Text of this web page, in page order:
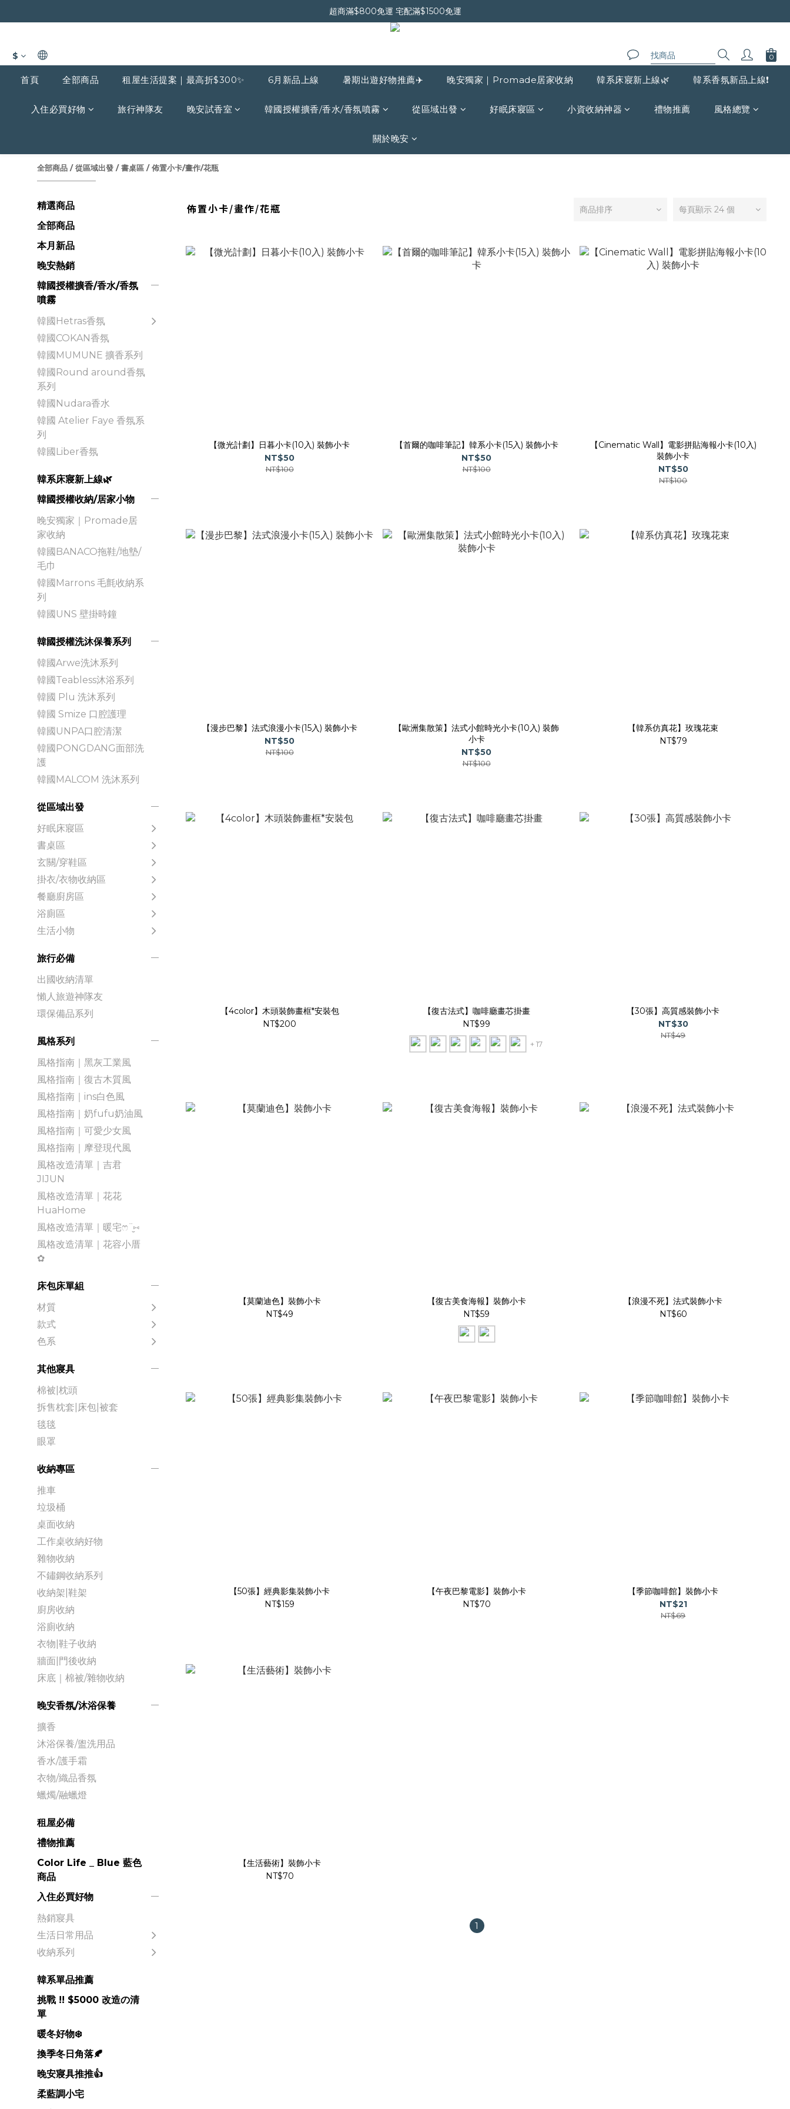
晚安會員新上線｜新會員現折$30
超商滿$800免運 宅配滿$1500免運
晚安會員新上線｜新會員現折$30
$
首頁 全部商品 租屋生活提案｜最高折$300✨ 6月新品上線 暑期出遊好物推薦✈️ 晚安獨家｜Promade居家收納 韓系床寢新上線🌿 韓系香氛新品上線❗️
入住必買好物 旅行神隊友 晚安試香室 韓國授權擴香/香水/香氛噴霧 從區域出發 好眠床寢區 小資收納神器 禮物推薦 風格總覽
關於晚安
全部商品 /從區域出發 /書桌區 /佈置小卡/畫作/花瓶
精選商品
全部商品
本月新品
晚安熱銷
韓國授權擴香/香水/香氛
噴霧
韓國Hetras香氛
韓國COKAN香氛
韓國MUMUNE 擴香系列
韓國Round around香氛
系列
韓國Nudara香水
韓國 Atelier Faye 香氛系
列
韓國Liber香氛
韓系床寢新上線🌿
韓國授權收納/居家小物
晚安獨家｜Promade居
家收納
韓國BANACO拖鞋/地墊/
毛巾
韓國Marrons 毛氈收納系
列
韓國UNS 壁掛時鐘
韓國授權洗沐保養系列
韓國Arwe洗沐系列
韓國Teabless沐浴系列
韓國 Plu 洗沐系列
韓國 Smize 口腔護理
韓國UNPA口腔清潔
韓國PONGDANG面部洗
護
韓國MALCOM 洗沐系列
從區域出發
好眠床寢區
書桌區
玄關/穿鞋區
掛衣/衣物收納區
餐廳廚房區
浴廁區
生活小物
旅行必備
出國收納清單
懶人旅遊神隊友
環保備品系列
風格系列
風格指南｜黑灰工業風
風格指南｜復古木質風
風格指南｜ins白色風
風格指南｜奶fufu奶油風
風格指南｜可愛少女風
風格指南｜摩登現代風
風格改造清單｜吉君
JIJUN
風格改造清單｜花花
HuaHome
風格改造清單｜暖宅ෆ¨̮⑅
風格改造清單｜花容小厝
✿
床包床單組
材質
款式
色系
其他寢具
棉被|枕頭
拆售枕套|床包|被套
毯毯
眼罩
收納專區
推車
垃圾桶
桌面收納
工作桌收納好物
雜物收納
不鏽鋼收納系列
收納架|鞋架
廚房收納
浴廁收納
衣物|鞋子收納
牆面|門後收納
床底｜棉被/雜物收納
晚安香氛/沐浴保養
擴香
沐浴保養/盥洗用品
香水/護手霜
衣物/織品香氛
蠟燭/融蠟燈
租屋必備
禮物推薦
Color Life _ Blue 藍色
商品
入住必買好物
熱銷寢具
生活日常用品
收納系列
韓系單品推薦
挑戰 !! $5000 改造の清
單
暖冬好物❄️
換季冬日角落🍂
晚安寢具推推👍
柔藍調小宅
佈置小卡/畫作/花瓶 商品排序 每頁顯示 24 個
【微光計劃】日暮小卡(10入) 裝飾小卡
NT$50
NT$100
【首爾的咖啡筆記】韓系小卡(15入) 裝飾小卡
NT$50
NT$100
【Cinematic Wall】電影拼貼海報小卡(10入)
裝飾小卡
NT$50
NT$100
【漫步巴黎】法式浪漫小卡(15入) 裝飾小卡
NT$50
NT$100
【歐洲集散策】法式小館時光小卡(10入) 裝飾
小卡
NT$50
NT$100
【韓系仿真花】玫瑰花束
NT$79
【4color】木頭裝飾畫框*安裝包
NT$200
【復古法式】咖啡廳畫芯掛畫
NT$99
+ 17
【30張】高質感裝飾小卡
NT$30
NT$49
【莫蘭迪色】裝飾小卡
NT$49
【復古美食海報】裝飾小卡
NT$59
【浪漫不死】法式裝飾小卡
NT$60
【50張】經典影集裝飾小卡
NT$159
【午夜巴黎電影】裝飾小卡
NT$70
【季節咖啡館】裝飾小卡
NT$21
NT$69
【生活藝術】裝飾小卡
NT$70
1